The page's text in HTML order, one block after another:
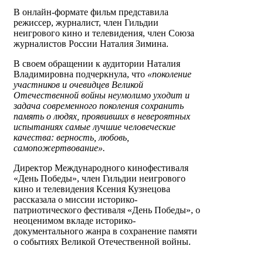
В онлайн-формате фильм представила
режиссер, журналист, член Гильдии
неигрового кино и телевидения, член Союза
журналистов России Наталия Зимина.
В своем обращении к аудитории Наталия
Владимировна подчеркнула, что «поколение
участников и очевидцев Великой
Отечественной войны неумолимо уходит и
задача современного поколения сохранить
память о людях, проявивших в невероятных
испытаниях самые лучшие человеческие
качества: верность, любовь,
самопожертвование».
Директор Международного кинофестиваля
«День Победы», член Гильдии неигрового
кино и телевидения Ксения Кузнецова
рассказала о миссии историко-
патриотического фестиваля «День Победы», о
неоценимом вкладе историко-
документального жанра в сохранение памяти
о событиях Великой Отечественной войны.